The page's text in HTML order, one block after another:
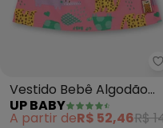
Vestido Bebê Algodão
(Rosa)
UP BABY
A partir deR$ 52,46R$